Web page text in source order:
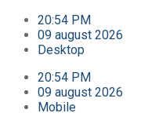
20:54 PM
09 august 2026
Desktop
20:54 PM
09 august 2026
Mobile